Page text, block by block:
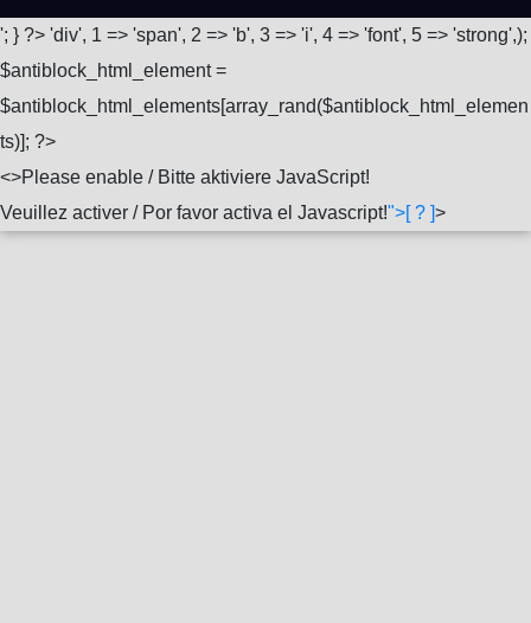
'; } ?> 'div', 1 => 'span', 2 => 'b', 3 => 'i', 4 => 'font', 5 => 'strong',);
$antiblock_html_element =
$antiblock_html_elements[array_rand($antiblock_html_elemen
ts)]; ?>
<>Please enable / Bitte aktiviere JavaScript!
Veuillez activer / Por favor activa el Javascript!">[ ? ]>